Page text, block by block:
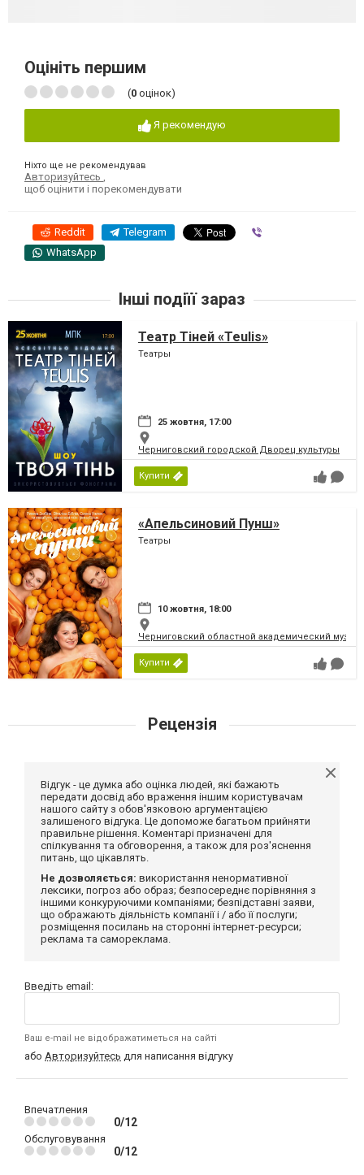
Оцініть першим
(0 оцінок)
Я рекомендую
Ніхто ще не рекомендував
Авторизуйтесь
щоб оцінити і порекомендувати
Reddit Telegram
WhatsApp
Інші подіїї зараз
Театр Тіней «Teulis»
Театры
25 жовтня, 17:00
Черниговский городской Дворец культуры
Купити
«Апельсиновий Пунш»
Театры
10 жовтня, 18:00
Черниговский областной академический
Купити
Рецензія
Відгук - це думка або оцінка людей, які бажають
передати досвід або враження іншим користувачам
нашого сайту з обов'язковою аргументацією
залишеного відгука. Це допоможе багатьом прийняти
правильне рішення. Коментарі призначені для
спілкування та обговорення, а також для роз'яснення
питань, що цікавлять.
Не дозволяється: використання ненормативної
лексики, погроз або образ; безпосереднє порівняння з
іншими конкуруючими компаніями; безпідставні заяви,
що ображають діяльність компанії і / або її послуги;
розміщення посилань на сторонні інтернет-ресурси;
реклама та самореклама.
Введіть email:
Ваш e-mail не відображатиметься на сайті
або Авторизуйтесь для написання відгуку
Впечатления
0/12
Обслуговування
0/12